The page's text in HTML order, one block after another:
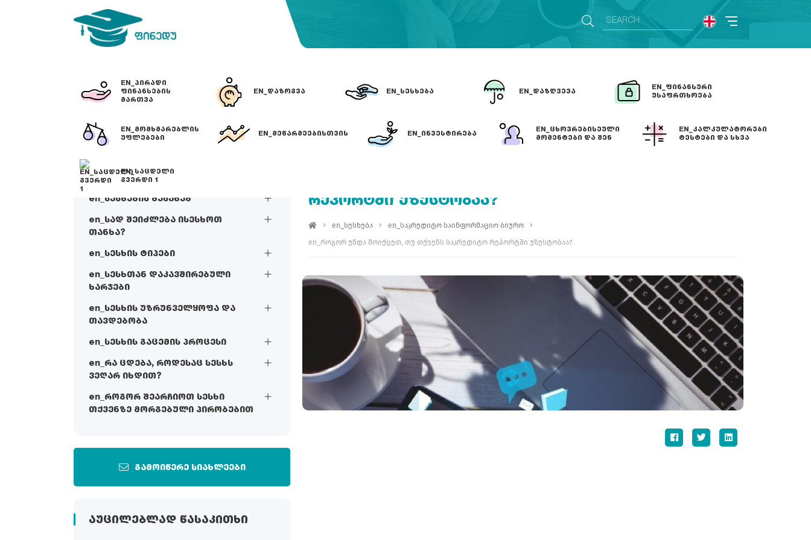
EN_ᲞᲘᲠᲐᲓᲘ
ᲤᲘᲜᲐᲜᲡᲔᲑᲘᲡ
ᲛᲐᲠᲗᲕᲐ
EN_ᲓᲐᲖᲝᲒᲕᲐ EN_ᲡᲔᲡᲮᲔᲑᲐ EN_ᲓᲐᲖᲦᲕᲔᲕᲐ
EN_ᲤᲘᲜᲐᲜᲡᲣᲠᲘ
ᲣᲡᲐᲤᲠᲗᲮᲝᲔᲑᲐ
EN_ᲛᲝᲛᲮᲛᲐᲠᲔᲑᲚᲘᲡ
ᲣᲤᲚᲔᲑᲔᲑᲘ
EN_ᲛᲔᲬᲐᲠᲛᲔᲔᲑᲘᲡᲗᲕᲘᲡ EN_ᲘᲜᲕᲔᲡᲢᲘᲠᲔᲑᲐ
EN_ᲪᲮᲝᲕᲠᲔᲑᲘᲡᲔᲣᲚᲘ
ᲛᲝᲛᲔᲜᲢᲔᲑᲘ ᲓᲐ ᲨᲔᲜ
EN_ᲙᲐᲚᲙᲣᲚᲐᲢᲝᲠᲔᲑᲘ
ᲢᲔᲡᲢᲔᲑᲘ ᲓᲐ ᲡᲮᲕᲐ
EN_ᲡᲐᲪᲓᲔᲚᲘ
ᲒᲕᲔᲠᲓᲘ 1
en_სესხების შესახებ
en_სად შეიძლება ისესხოთ
თანხა?
en_სესხის ტიპები
en_სესხთან დაკავშირებული
ხარჯები
en_სესხის უზრუნველყოფა და
თავდებობა
en_სესხის გაცემის პროცესი
en_რა ცდება, როდესაც სესხს
ვეღარ იხდით?
en_როგორ შეარჩიოთ სესხი
თქვენზე მორგებული პირობებით
გამოიწერე სიახლეები
ᲐᲣᲪᲘᲚᲔᲑᲚᲐᲓ ᲬᲐᲡᲐᲙᲘᲗᲮᲘ
ᲠᲔᲞᲝᲠᲢᲨᲘ ᲣᲖᲣᲡᲢᲝᲑᲐᲐ?
en_სესხება
en_საკრედიტო საინფორმაციო ბიურო
en_როგორ უნდა მოიქცეთ, თუ თქვენს საკრედიტო რეპორტში უზუსტობაა?